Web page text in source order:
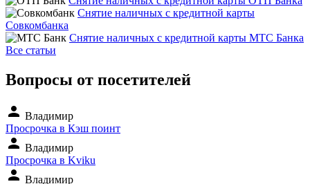
Снятие наличных с кредитной карты
Совкомбанка
Снятие наличных с кредитной карты МТС Банка
Все статьи
Вопросы от посетителей
person Владимир
Просрочка в Кэш поинт
person Владимир
Просрочка в Kviku
person Владимир